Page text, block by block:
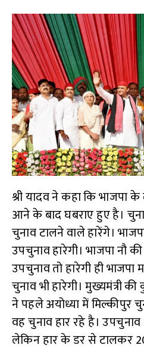
श्री यादव ने कहा कि भाजपा
आने के बाद घबराए हुए है।
चुनाव टालने वाले हारेंगे।
उपचुनाव हारेगी। भाजपा नौ
उपचुनाव तो हारेगी ही भाजपा
चुनाव भी हारेगी। मुख्यमंत्री
ने पहले अयोध्या में मिल्कीपुर
वह चुनाव हार रहे है। उपचुनाव
लेकिन हार के डर से टालकर